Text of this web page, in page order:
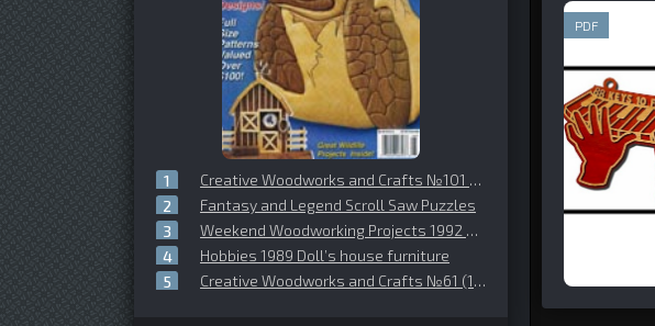
PDF
Creative Woodworks and Crafts №101 (2004-08)
Fantasy and Legend Scroll Saw Puzzles
Weekend Woodworking Projects 1992 №01 (25) January
Hobbies 1989 Doll’s house furniture
Creative Woodworks and Crafts №61 (1999-01)